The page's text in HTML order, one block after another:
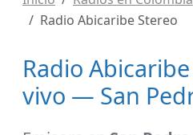
Radio Abicaribe Stereo
Radio
vivo — San